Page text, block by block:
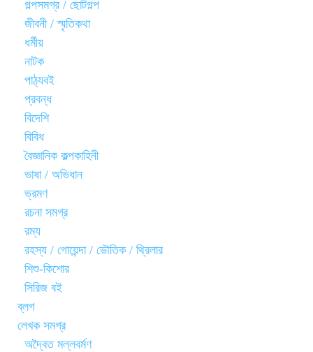
গল্পসমগ্র / ছোটগল্প
জীবনী / স্মৃতিকথা
ধর্মীয়
নাটক
পাঠ্যবই
প্রবন্ধ
বিদেশি
বিবিধ
বৈজ্ঞানিক কল্পকাহিনী
ভাষা / অভিধান
ভ্রমণ
রচনা সমগ্র
রম্য
রহস্য / গোয়েন্দা / ভৌতিক / থ্রিলার
শিশু-কিশোর
সিরিজ বই
ব্লগ
লেখক সমগ্র
অদ্বৈত মল্লবর্মণ